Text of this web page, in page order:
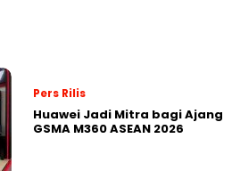
Pers Rilis
Huawei Jadi Mitra bagi Ajang
GSMA M360 ASEAN 2026